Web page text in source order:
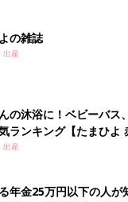
の転落や窒息事故は、平
年9月末までに912件も発
について話を聞きました。
っかり眠る時は、
の雑誌
出産
の沐浴に！ベビーバス
ランキング【たまひよ
出産
年金25万円以下の人が